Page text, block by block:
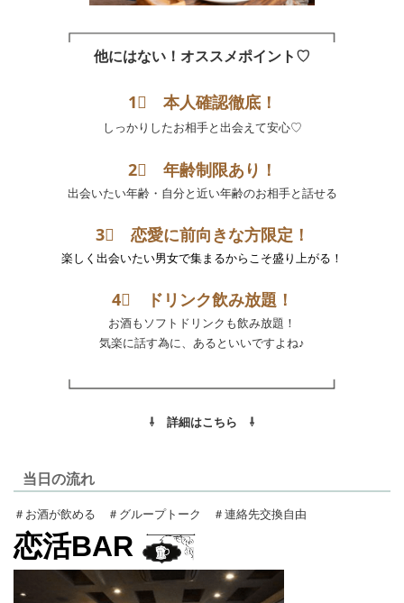
他にはない！オススメポイント♡
1⃣ 本人確認徹底！
しっかりしたお相手と出会えて安心♡
2⃣ 年齢制限あり！
出会いたい年齢・自分と近い年齢のお相手と話せる
3⃣ 恋愛に前向きな方限定！
楽しく出会いたい男女で集まるからこそ盛り上がる！
4⃣ ドリンク飲み放題！
お酒もソフトドリンクも飲み放題！
気楽に話す為に、あるといいですよね♪
⇩ 詳細はこちら ⇩
当日の流れ
＃お酒が飲める ＃グループトーク ＃連絡先交換自由
恋活BAR